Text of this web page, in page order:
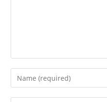
Enter
your
name